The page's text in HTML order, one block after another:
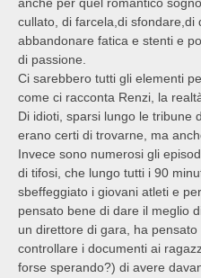
anche per quel romantico
cullato, di farcela,di sfondare,di
abbandonare fatica e stenti e
di passione.
Ci sarebbero tutti gli elementi
come ci racconta Renzi, la
Di idioti, sparsi lungo le tribune
erano certi di trovarne, ma
Invece sono numerosi gli
di tifosi, che lungo tutti i 90
sbeffeggiato i giovani atleti e
pensato bene di dare il meglio
un direttore di gara, ha
controllare i documenti ai
forse sperando?) di avere